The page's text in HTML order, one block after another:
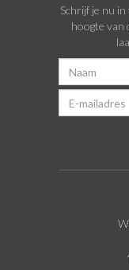
Schrijf je nu
hoogte van